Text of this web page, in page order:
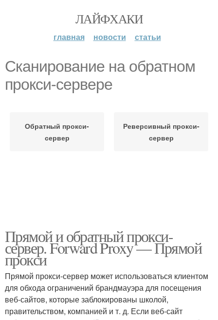
ЛАЙФХАКИ
главная новости статьи
Сканирование на обратном
прокси-сервере
Обратный прокси-
сервер
Реверсивный прокси-
сервер
Прямой и обратный прокси-
сервер. Forward Proxy — Прямой
прокси
Прямой прокси-сервер может использоваться клиентом
для обхода ограничений брандмауэра для посещения
веб-сайтов, которые заблокированы школой,
правительством, компанией и т. д. Если веб-сайт